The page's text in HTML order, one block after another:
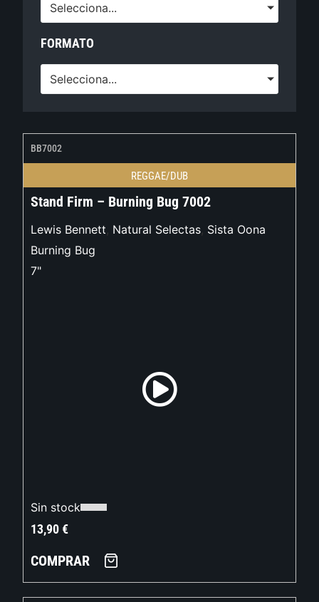
Selecciona...
FORMATO
Selecciona...
BB7002
REGGAE/DUB
Stand Firm – Burning Bug 7002
Lewis Bennett, Natural Selectas, Sista Oona
Burning Bug
7"
Sin stock
13,90€
COMPRAR